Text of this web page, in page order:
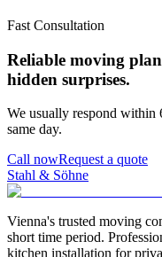
Fast Consultation
Reliable moving
hidden surprises.
We usually respond within
same day.
Call nowRequest a quote
Stahl & Söhne
Vienna's trusted moving
short time period.
kitchen installation for